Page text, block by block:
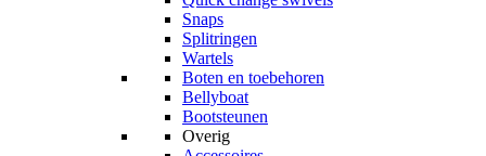
Snaps
Splitringen
Wartels
Boten en toebehoren
Bellyboat
Bootsteunen
Overig